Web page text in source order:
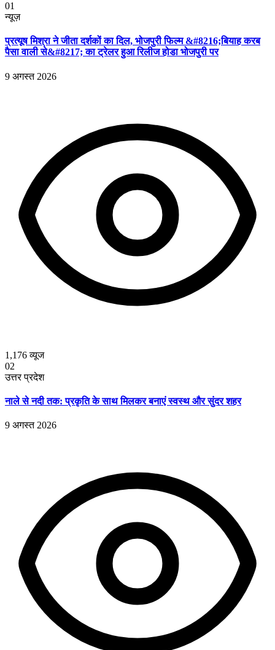
01
न्यूज़
प्रत्यूष मिश्रा ने जीता दर्शकों का दिल, भोजपुरी फिल्म &#8216;बियाह करब
पैसा वाली से&#8217; का ट्रेलर हुआ रिलीज होडा भोजपुरी पर
9 अगस्त 2026
1,176व्यूज
02
उत्तर प्रदेश
नाले से नदी तक: प्रकृति के साथ मिलकर बनाएं स्वस्थ और सुंदर शहर
9 अगस्त 2026